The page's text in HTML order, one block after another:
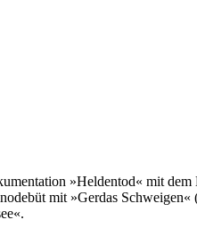
»Heldentod« mit dem
mit »Gerdas Schweigen«